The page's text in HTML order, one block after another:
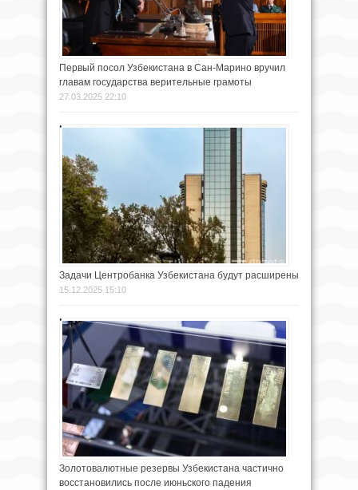
Первый посол Узбекистана в Сан-Марино вручил
главам государства верительные грамоты
27.03.2025 22:10
Задачи Центробанка Узбекистана будут расширены
15.12.2025 15:10
Золотовалютные резервы Узбекистана частично
восстановились после июньского падения